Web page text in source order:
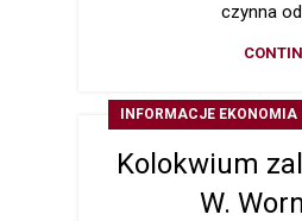
czynna
INFORMACJE EKONOMIA
Kolokwium
W.